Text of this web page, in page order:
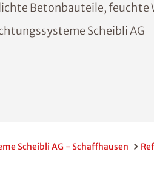
Betonbauteile, feuchte
Scheibli AG
Scheibli AG - Schaffhausen